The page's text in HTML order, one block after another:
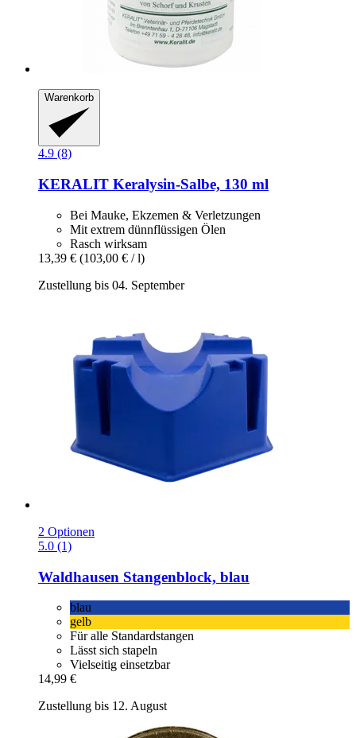
Warenkorb
4.9 (8)
KERALIT Keralysin-​Salbe, 130 ml
Bei Mauke, Ekzemen & Verletzungen
Mit extrem dünnflüssigen Ölen
Rasch wirksam
13,39 € (103,00 € / l)
Zustellung bis 04. September
2 Optionen
5.0 (1)
Waldhausen Stangenblock, blau
blau
gelb
Für alle Standardstangen
Lässt sich stapeln
Vielseitig einsetzbar
14,99 €
Zustellung bis 12. August